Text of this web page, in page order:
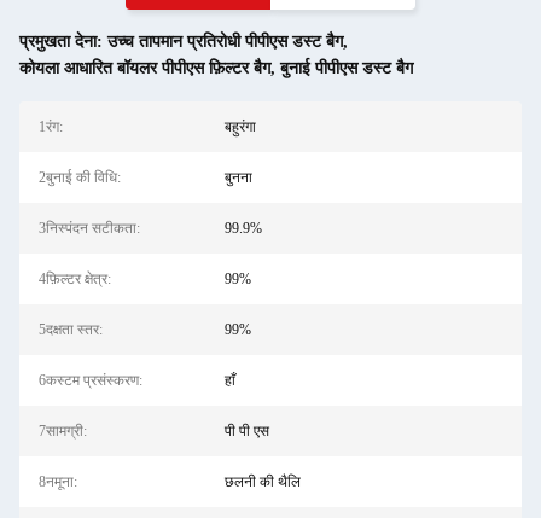
प्रमुखता देना:उच्च तापमान प्रतिरोधी पीपीएस डस्ट बैग,
कोयला आधारित बॉयलर पीपीएस फ़िल्टर बैग,बुनाई पीपीएस डस्ट बैग
1रंग: बहुरंगा
2बुनाई की विधि: बुनना
3निस्पंदन सटीकता: 99.9%
4फ़िल्टर क्षेत्र: 99%
5दक्षता स्तर: 99%
6कस्टम प्रसंस्करण: हाँ
7सामग्री: पी पी एस
8नमूना: छलनी की थैलि